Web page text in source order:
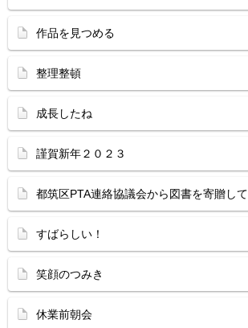
作品を見つめる
整理整頓
成長したね
謹賀新年２０２３
都筑区PTA連絡協議会から図書を寄贈し
すばらしい！
笑顔のつみき
休業前朝会